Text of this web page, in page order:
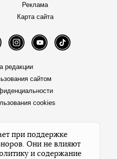
Реклама
Карта сайта
Twitter InstagramYouTube TikTok
редакции
сайтом
cookies
при поддержке
Они не влияют
и содержание